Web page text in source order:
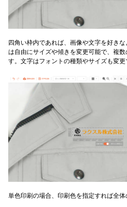
四角い枠内であれば、画像や文字を好き
は自由にサイズや傾きを変更可能で、複
す。文字はフォントの種類やサイズも変更
単色印刷の場合、印刷色を指定すれば全体